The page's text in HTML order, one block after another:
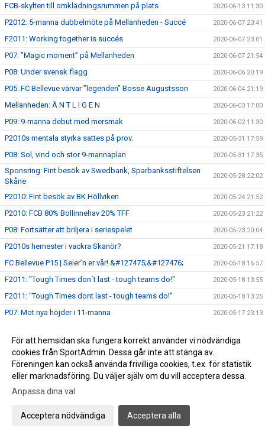
FCB-skylten till omklädningsrummen på plats 2020-06-13 11:30
P2012: 5-manna dubbelmöte på Mellanheden - Succé 2020-06-07 23:41
F2011: Working together is succés 2020-06-07 23:01
P07: ”Magic moment” på Mellanheden 2020-06-07 21:54
P08: Under svensk flagg 2020-06-06 20:19
P05: FC Bellevue värvar ”legenden” Bosse Augustsson 2020-06-04 21:19
Mellanheden: Ä N T L I G E N 2020-06-03 17:00
P09: 9-manna debut med mersmak 2020-06-02 11:30
P2010s mentala styrka sattes på prov. 2020-05-31 17:59
P08: Sol, vind och stor 9-mannaplan 2020-05-31 17:35
Sponsring: Fint besök av Swedbank, Sparbanksstiftelsen
Skåne
2020-05-28 22:02
P2010: Fint besök av BK Höllviken 2020-05-24 21:52
P2010: FCB 80% Bollinnehav 20% TFF 2020-05-23 21:22
P08: Fortsätter att briljera i seriespelet 2020-05-23 20:04
P2010s hemester i vackra Skanör? 2020-05-21 17:18
FC Bellevue P15 | Seier’n er vår! &#127475;&#127476; 2020-05-18 16:57
F2011: "Tough Times don´t last - tough teams do!" 2020-05-18 13:55
F2011: "Tough Times dont last - tough teams do!" 2020-05-18 13:25
P07: Mot nya höjder i 11-manna 2020-05-17 23:13
P07: Batterier på laddning 2020-05-16 09:20
P07: Magiskt spel mot FC Möjligheten 2020-05-10 22:13
P2010s utvecklingskurva är svårstoppad 2020-05-10 14:23
P08: Mulet trots solsken
P07: ”Årets Nickmål” av Felix ”Nick”lasson
Bländande spel av Mixlaget P2011/2010
För att hemsidan ska fungera korrekt använder vi nödvändiga
cookies från SportAdmin. Dessa går inte att stänga av.
Föreningen kan också använda frivilliga cookies, t.ex. för statistik
eller marknadsföring. Du väljer själv om du vill acceptera dessa.
Anpassa dina val
Acceptera nödvändiga Acceptera alla